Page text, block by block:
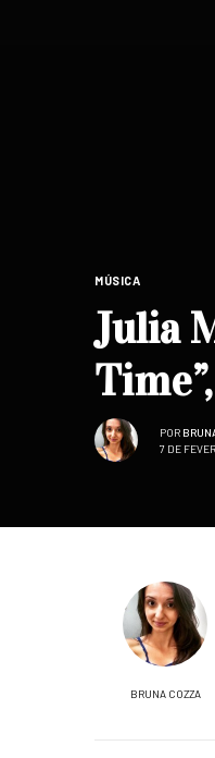
MÚSICA
Julia
POR
7 DE
BRUNA COZZA